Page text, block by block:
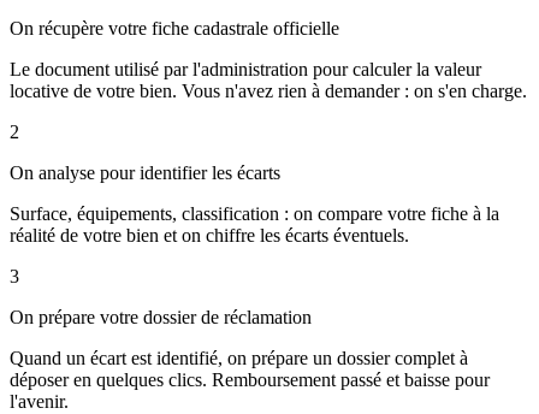
On récupère votre fiche cadastrale officielle
Le document utilisé par l'administration pour calculer la valeur
locative de votre bien. Vous n'avez rien à demander : on s'en charge.
2
On analyse pour identifier les écarts
Surface, équipements, classification : on compare votre fiche à la
réalité de votre bien et on chiffre les écarts éventuels.
3
On prépare votre dossier de réclamation
Quand un écart est identifié, on prépare un dossier complet à
déposer en quelques clics. Remboursement passé et baisse pour
l'avenir.